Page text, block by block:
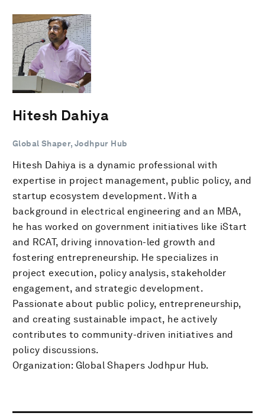
Hitesh Dahiya
Global Shaper, Jodhpur Hub
Hitesh Dahiya is a dynamic professional with
expertise in project management, public policy, and
startup ecosystem development. With a
background in electrical engineering and an MBA,
he has worked on government initiatives like iStart
and RCAT, driving innovation-led growth and
fostering entrepreneurship. He specializes in
project execution, policy analysis, stakeholder
engagement, and strategic development.
Passionate about public policy, entrepreneurship,
and creating sustainable impact, he actively
contributes to community-driven initiatives and
policy discussions.
Organization: Global Shapers Jodhpur Hub.